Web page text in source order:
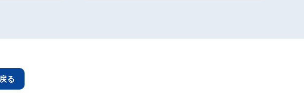
る